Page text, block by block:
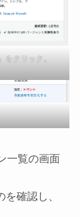
をクリック。
一覧の画面
確認し、